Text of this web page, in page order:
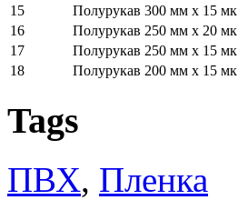
15
Полурукав 300 мм х 15 мк
16
Полурукав 250 мм х 20 мк
17
Полурукав 250 мм х 15 мк
18
Полурукав 200 мм х 15 мк
Tags
ПВХ, Пленка